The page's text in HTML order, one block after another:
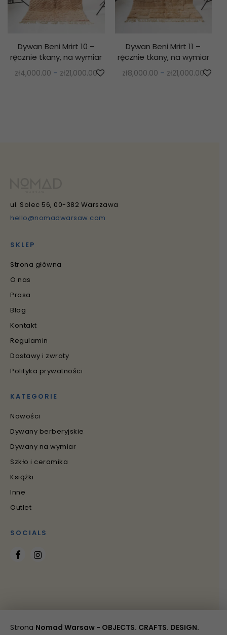
Strona Nomad Warsaw - OBJECTS. CRAFTS. DESIGN.
Dywan Beni Mrirt 10 –
ręcznie tkany, na wymiar
zł4,000.00 – zł21,000.00
Dywan Beni Mrirt 11 –
ręcznie tkany, na wymiar
zł8,000.00 – zł21,000.00
ul. Solec 56, 00-382 Warszawa
hello@nomadwarsaw.com
SKLEP
Strona główna
O nas
Prasa
Blog
Kontakt
Regulamin
Dostawy i zwroty
Polityka prywatności
KATEGORIE
Nowości
Dywany berberyjskie
Dywany na wymiar
Szkło i ceramika
Książki
Inne
Outlet
SOCIALS